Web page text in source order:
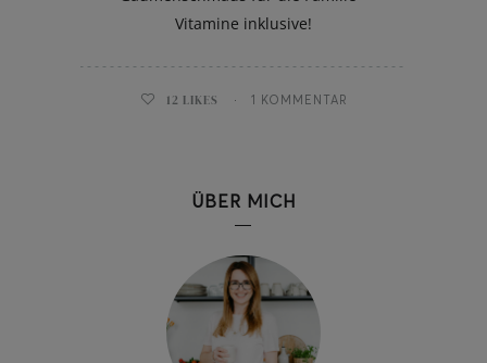
Vitamine inklusive!
12 LIKES 1 KOMMENTAR
ÜBER MICH